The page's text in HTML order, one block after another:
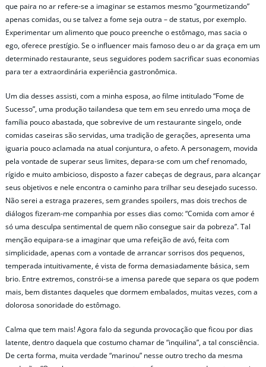
que paira no ar refere-se a imaginar se estamos mesmo “gourmetizando”
apenas comidas, ou se talvez a fome seja outra – de status, por exemplo.
Experimentar um alimento que pouco preenche o estômago, mas sacia o
ego, oferece prestígio. Se o influencer mais famoso deu o ar da graça em um
determinado restaurante, seus seguidores podem sacrificar suas economias
para ter a extraordinária experiência gastronômica.
Um dia desses assisti, com a minha esposa, ao filme intitulado “Fome de
Sucesso”, uma produção tailandesa que tem em seu enredo uma moça de
família pouco abastada, que sobrevive de um restaurante singelo, onde
comidas caseiras são servidas, uma tradição de gerações, apresenta uma
iguaria pouco aclamada na atual conjuntura, o afeto. A personagem, movida
pela vontade de superar seus limites, depara-se com um chef renomado,
rígido e muito ambicioso, disposto a fazer cabeças de degraus, para alcançar
seus objetivos e nele encontra o caminho para trilhar seu desejado sucesso.
Não serei a estraga prazeres, sem grandes spoilers, mas dois trechos de
diálogos fizeram-me companhia por esses dias como: “Comida com amor é
só uma desculpa sentimental de quem não consegue sair da pobreza”. Tal
menção equipara-se a imaginar que uma refeição de avó, feita com
simplicidade, apenas com a vontade de arrancar sorrisos dos pequenos,
temperada intuitivamente, é vista de forma demasiadamente básica, sem
brio. Entre extremos, constrói-se a imensa parede que separa os que podem
mais, bem distantes daqueles que dormem embalados, muitas vezes, com a
dolorosa sonoridade do estômago.
Calma que tem mais! Agora falo da segunda provocação que ficou por dias
latente, dentro daquela que costumo chamar de “inquilina”, a tal consciência.
De certa forma, muita verdade “marinou” nesse outro trecho da mesma